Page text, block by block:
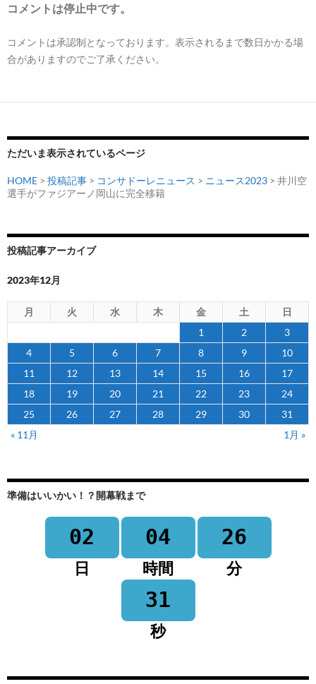
コメントは停止中です。
コメントは承認制となっております。表示されるまで数日かかる場
合がありますのでご了承ください。
ただいま表示されているページ
HOME > 投稿記事 > コンサドーレニュース > ニュース2023 > 井川空
選手がファジアーノ岡山に完全移籍
投稿記事アーカイブ
2023年12月
月 火 水 木 金 土
日
1
2
3
4
5 6 7 8 9
10
11
12 13 14 15 16
17
18
19 20 21 22 23
24
25
26 27 28 29 30
31
« 11月
1月 »
準備はいいかい！？開幕戦まで
02
日
04
時間
26
分
31
秒